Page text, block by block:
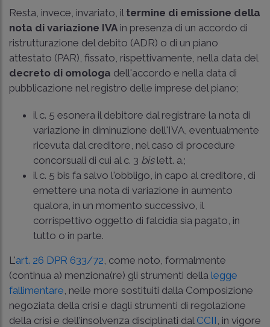
Resta, invece, invariato, il termine di emissione della
nota di variazione IVA in presenza di un accordo di
ristrutturazione del debito (ADR) o di un piano
attestato (PAR), fissato, rispettivamente, nella data del
decreto di omologa dell'accordo e nella data di
pubblicazione nel registro delle imprese del piano;
il c. 5 esonera il debitore dal registrare la nota di
variazione in diminuzione dell'IVA, eventualmente
ricevuta dal creditore, nel caso di procedure
concorsuali di cui al c. 3 bislett. a.;
il c. 5 bis fa salvo l'obbligo, in capo al creditore, di
emettere una nota di variazione in aumento
qualora, in un momento successivo, il
corrispettivo oggetto di falcidia sia pagato, in
tutto o in parte.
L'art. 26 DPR 633/72 , come noto, formalmente
(continua a) menziona(re) gli strumenti della legge
fallimentare , nelle more sostituiti dalla Composizione
negoziata della crisi e dagli strumenti di regolazione
della crisi e dell'insolvenza disciplinati dal CCII , in vigore